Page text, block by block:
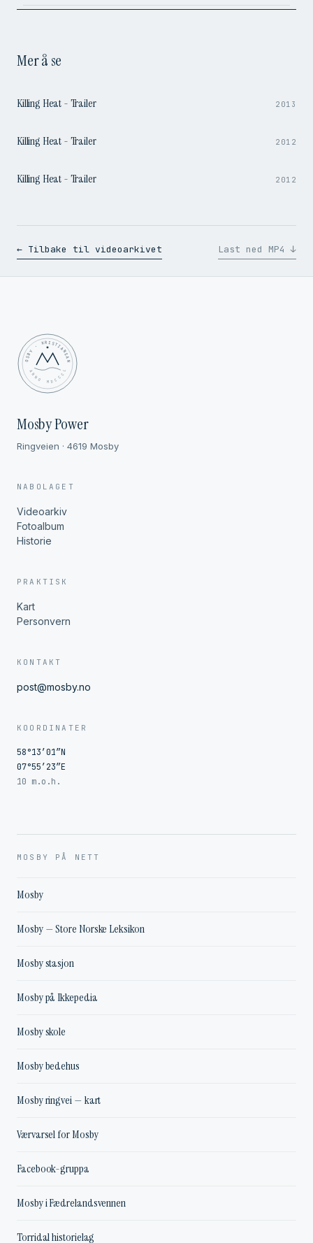
Mer å se
Killing Heat - Trailer 2013
1:37
Killing Heat - Trailer 2012
1:37
Killing Heat - Trailer 2012
← Tilbake til videoarkivet Last ned MP4 ↓
MOSBY · KRISTIANSAND
✦ ANNO MDCCCL ✦
Mosby Power
Ringveien · 4619 Mosby
NABOLAGET
Videoarkiv
Fotoalbum
Historie
PRAKTISK
Kart
Personvern
KONTAKT
post@mosby.no
KOORDINATER
58°13′01″N
07°55′23″E
10 m.o.h.
MOSBY PÅ NETT
Mosby
Mosby — Store Norske Leksikon
Mosby stasjon
Mosby på Ikkepedia
Mosby skole
Mosby bedehus
Mosby ringvei — kart
Værvarsel for Mosby
Facebook-gruppa
Mosby i Fædrelandsvennen
Torridal historielag